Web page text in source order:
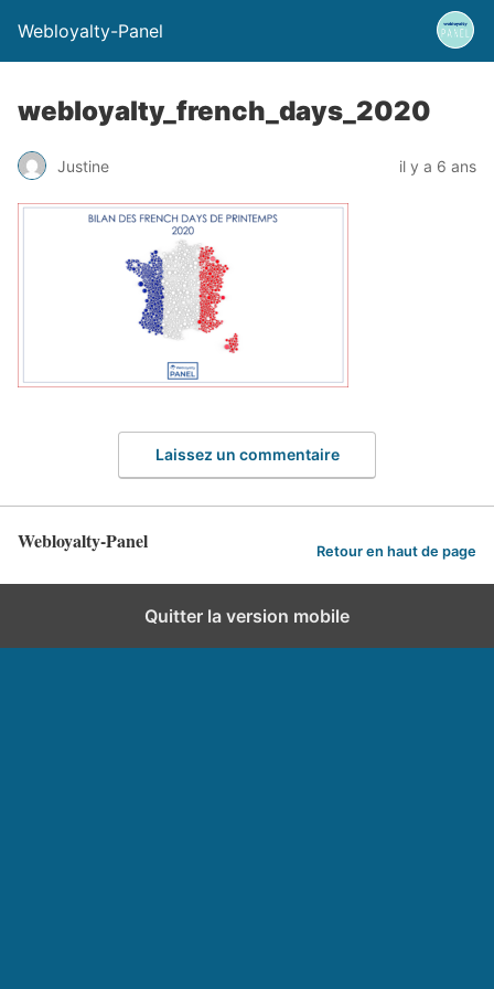
Webloyalty-Panel
webloyalty_french_days_2020
Justine il y a 6 ans
Laissez un commentaire
Webloyalty-Panel Retour en haut de page
Quitter la version mobile